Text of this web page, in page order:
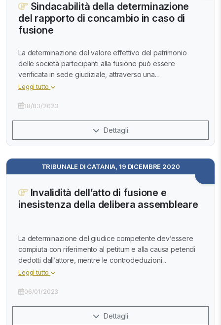
Sindacabilità della determinazione
del rapporto di concambio in caso di
fusione
La determinazione del valore effettivo del patrimonio
delle società partecipanti alla fusione può essere
verificata in sede giudiziale, attraverso una...
Leggi tutto
18/03/2023
Dettagli
TRIBUNALE DI CATANIA, 19 DICEMBRE 2020
Invalidità dell’atto di fusione e
inesistenza della delibera assembleare
La determinazione del giudice competente dev’essere
compiuta con riferimento al petitum e alla causa petendi
dedotti dall’attore, mentre le controdeduzioni...
Leggi tutto
06/01/2023
Dettagli